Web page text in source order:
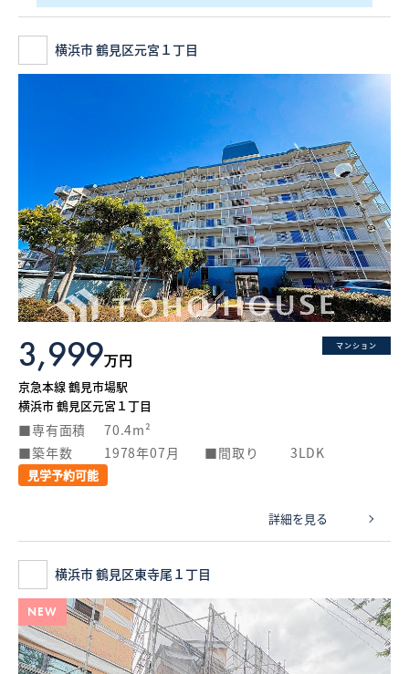
横浜市 鶴見区元宮１丁目
マンション
3,999万円
京急本線 鶴見市場駅
横浜市 鶴見区元宮１丁目
専有面積
70.4m²
築年数
1978年07月 間取り 3LDK
見学予約可能
詳細を見る
横浜市 鶴見区東寺尾１丁目
NEW